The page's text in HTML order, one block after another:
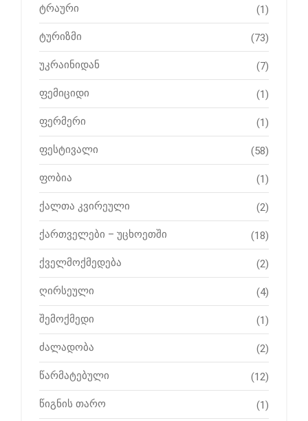
ტრაური (1)
ტურიზმი (73)
უკრაინიდან (7)
ფემიციდი (1)
ფერმერი (1)
ფესტივალი (58)
ფობია (1)
ქალთა კვირეული (2)
ქართველები – უცხოეთში (18)
ქველმოქმედება (2)
ღირსეული (4)
შემოქმედი (1)
ძალადობა (2)
წარმატებული (12)
წიგნის თარო (1)